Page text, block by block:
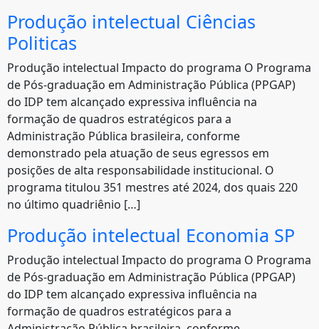
Produção intelectual Ciências
Politicas
Produção intelectual Impacto do programa O Programa
de Pós-graduação em Administração Pública (PPGAP)
do IDP tem alcançado expressiva influência na
formação de quadros estratégicos para a
Administração Pública brasileira, conforme
demonstrado pela atuação de seus egressos em
posições de alta responsabilidade institucional. O
programa titulou 351 mestres até 2024, dos quais 220
no último quadriênio […]
Produção intelectual Economia SP
Produção intelectual Impacto do programa O Programa
de Pós-graduação em Administração Pública (PPGAP)
do IDP tem alcançado expressiva influência na
formação de quadros estratégicos para a